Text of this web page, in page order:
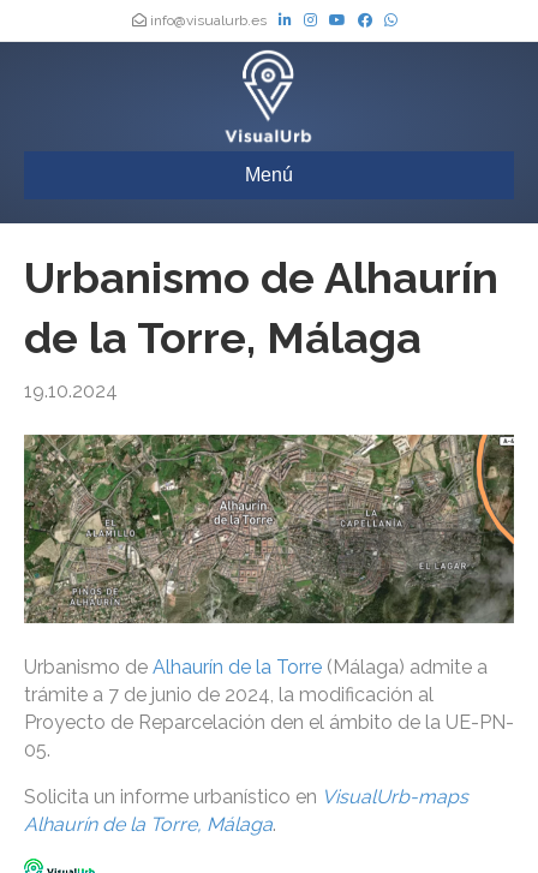
info@visualurb.es
Menú
Urbanismo de Alhaurín
de la Torre, Málaga
19.10.2024
Urbanismo de Alhaurín de la Torre (Málaga) admite a
trámite a 7 de junio de 2024, la modificación al
Proyecto de Reparcelación den el ámbito de la UE-PN-
05.
Solicita un informe urbanístico en VisualUrb-maps
Alhaurín de la Torre, Málaga.